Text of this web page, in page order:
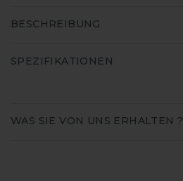
BESCHREIBUNG
SPEZIFIKATIONEN
WAS SIE VON UNS ERHALTEN ?